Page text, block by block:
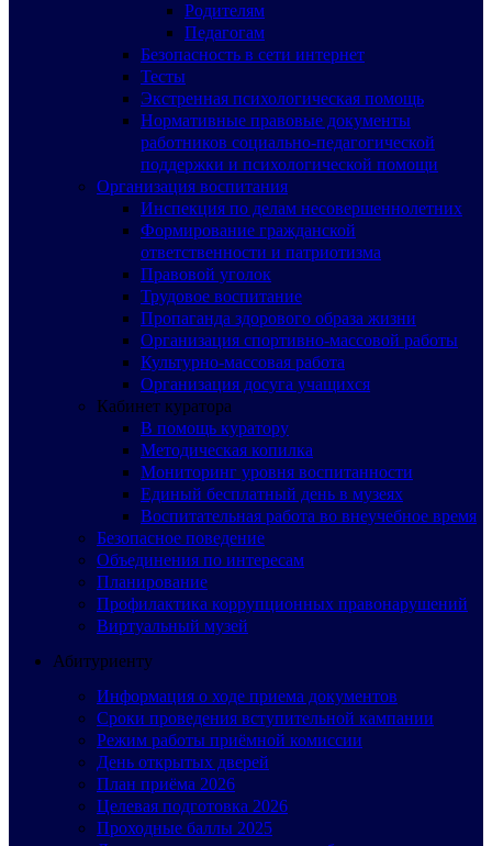
Родителям
Педагогам
Безопасность в сети интернет
Тесты
Экстренная психологическая помощь
Нормативные правовые документы
работников социально-педагогической
поддержки и психологической помощи
Организация воспитания
Инспекция по делам несовершеннолетних
Формирование гражданской
ответственности и патриотизма
Правовой уголок
Трудовое воспитание
Пропаганда здорового образа жизни
Организация спортивно-массовой работы
Культурно-массовая работа
Организация досуга учащихся
Кабинет куратора
В помощь куратору
Методическая копилка
Мониторинг уровня воспитанности
Единый бесплатный день в музеях
Воспитательная работа во внеучебное время
Безопасное поведение
Объединения по интересам
Планирование
Профилактика коррупционных правонарушений
Виртуальный музей
Абитуриенту
Информация о ходе приема документов
Сроки проведения вступительной кампании
Режим работы приёмной комиссии
День открытых дверей
План приёма 2026
Целевая подготовка 2026
Проходные баллы 2025